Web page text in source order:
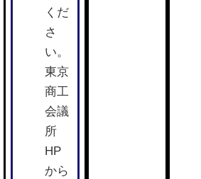
くだ
さ
い。
東京
商工
会議
所
HP
から